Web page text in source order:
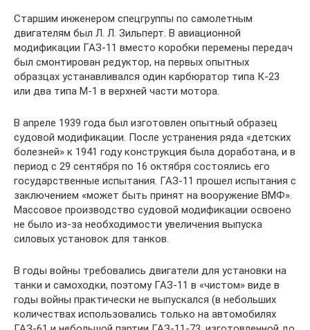
Старшим инженером спецгруппы по самолетным
двигателям был Л. Л. Зильперт. В авиационной
модификации ГАЗ-11 вместо коробки перемены передач
был смонтирован редуктор, на первых опытных
образцах устанавливался один карбюратор типа К-23
или два типа М-1 в верхней части мотора.
В апреле 1939 года был изготовлен опытный образец
судовой модификации. После устранения ряда «детских
болезней» к 1941 году конструкция была доработана, и в
период с 29 сентября по 16 октября состоялись его
государственные испытания. ГАЗ-11 прошел испытания с
заключением «может быть принят на вооружение ВМФ».
Массовое производство судовой модификации освоено
не было из-за необходимости увеличения выпуска
силовых установок для танков.
В годы войны требовались двигатели для установки на
танки и самоходки, поэтому ГАЗ-11 в «чистом» виде в
годы войны практически не выпускался (в небольших
количествах использовались только на автомобилях